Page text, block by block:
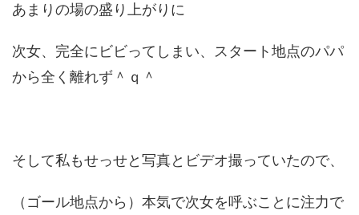
あまりの場の盛り上がりに
次女、完全にビビってしまい、スタート地点のパパ
から全く離れず＾ｑ＾
そして私もせっせと写真とビデオ撮っていたので、
（ゴール地点から）本気で次女を呼ぶことに注力で